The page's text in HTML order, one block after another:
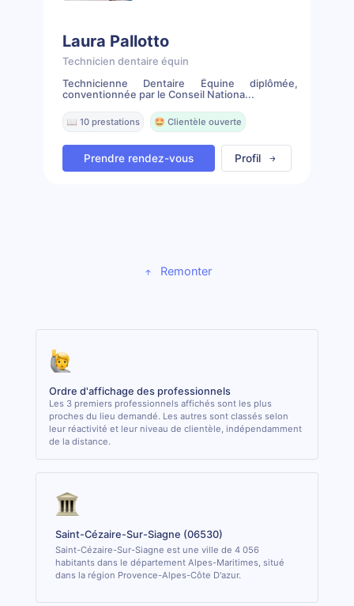
Laura Pallotto
Technicien dentaire équin
Technicienne Dentaire Équine diplômée,
conventionnée par le Conseil Nationa...
📖 10 prestations 🤩 Clientèle ouverte
Prendre rendez-vous Profil
Remonter
Ordre d'affichage des professionnels
Les 3 premiers professionnels affichés sont les plus
proches du lieu demandé. Les autres sont classés selon
leur réactivité et leur niveau de clientèle, indépendamment
de la distance.
Saint-Cézaire-Sur-Siagne (06530)
Saint-Cézaire-Sur-Siagne est une ville de 4 056
habitants dans le département Alpes-Maritimes, situé
dans la région Provence-Alpes-Côte D'azur.